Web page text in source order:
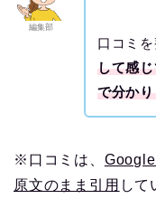
編集部
口コミ
して感
で分か
※口コミは、
原文のまま引用 して